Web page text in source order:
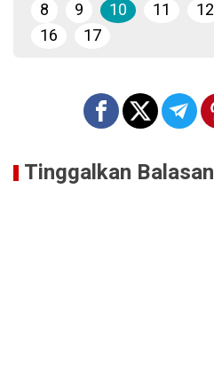
8
9 10 11 12
16
17
Tinggalkan Balasan